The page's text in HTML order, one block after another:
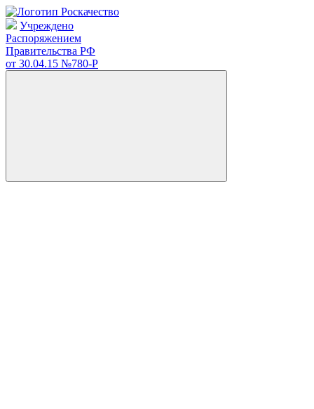
Учреждено
Распоряжением
Правительства РФ
от 30.04.15 №780-Р